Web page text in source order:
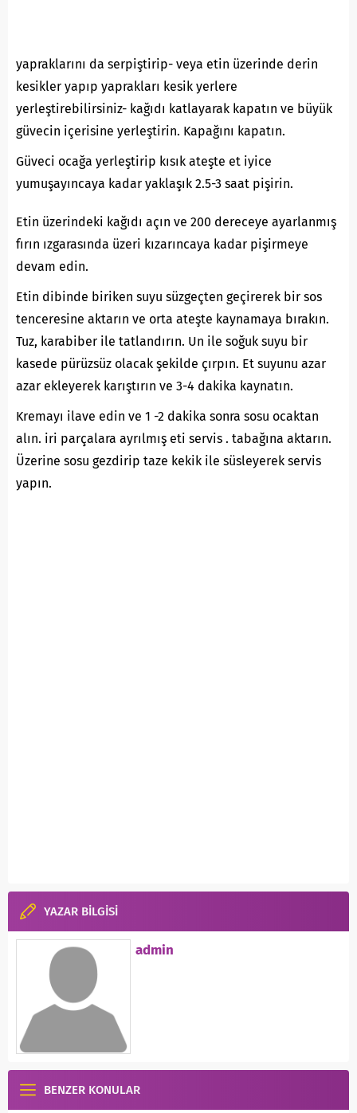
yapraklarını da serpiştirip- veya etin üzerinde derin
kesikler yapıp yaprakları kesik yerlere
yerleştirebilirsiniz- kağıdı katlayarak kapatın ve büyük
güvecin içerisine yerleştirin. Kapağını kapatın.
Güveci ocağa yerleştirip kısık ateşte et iyice
yumuşayıncaya kadar yaklaşık 2.5-3 saat pişirin.
Etin üzerindeki kağıdı açın ve 200 dereceye ayarlanmış
fırın ızgarasında üzeri kızarıncaya kadar pişirmeye
devam edin.
Etin dibinde biriken suyu süzgeçten geçirerek bir sos
tenceresine aktarın ve orta ateşte kaynamaya bırakın.
Tuz, karabiber ile tatlandırın. Un ile soğuk suyu bir
kasede pürüzsüz olacak şekilde çırpın. Et suyunu azar
azar ekleyerek karıştırın ve 3-4 dakika kaynatın.
Kremayı ilave edin ve 1 -2 dakika sonra sosu ocaktan
alın. iri parçalara ayrılmış eti servis . tabağına aktarın.
Üzerine sosu gezdirip taze kekik ile süsleyerek servis
yapın.
YAZAR BİLGİSİ
admin
BENZER KONULAR